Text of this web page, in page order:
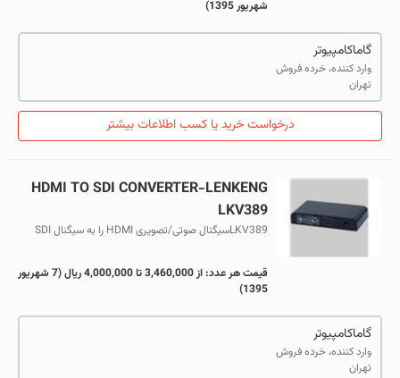
شهریور 1395)
گاماکامپیوتر
وارد کننده، خرده فروش
تهران
درخواست خرید یا کسب اطلاعات بیشتر
HDMI TO SDI CONVERTER-LENKENG
LKV389
LKV389سیگنال صوتی/تصویری HDMI را به سیگنال SDI
قیمت هر عدد:از 3,460,000 تا 4,000,000 ریال
(7 شهریور
1395)
گاماکامپیوتر
وارد کننده، خرده فروش
تهران